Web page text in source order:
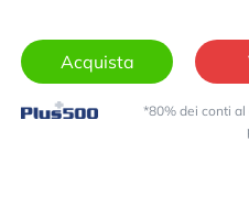
Acquista
*80% dei conti